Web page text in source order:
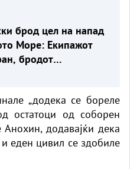
брод цел на напад
Море: Екипажот
бродот
„додека се бореле
остатоци од соборен
Анохин, додавајќи дека
еден цивил се здобиле